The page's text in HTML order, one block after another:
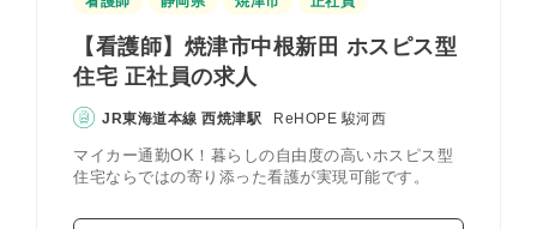
【看護師】焼津市中根新田 ホスピス型
住宅 正社員の求人
JR東海道本線 西焼津駅 ReHOPE 駿河西
マイカー通勤OK！暮らしの自由度の高いホスピス型
住宅ならではの寄り添った看護が実現可能です。